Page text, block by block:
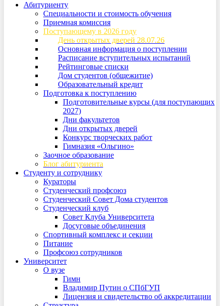
Абитуриенту
Специальности и стоимость обучения
Приемная комиссия
Поступающему в 2026 году
День открытых дверей 28.07.26
Основная информация о поступлении
Расписание вступительных испытаний
Рейтинговые списки
Дом студентов (общежитие)
Образовательный кредит
Подготовка к поступлению
Подготовительные курсы (для поступающих
2027)
Дни факультетов
Дни открытых дверей
Конкурс творческих работ
Гимназия «Ольгино»
Заочное образование
Блог абитуриента
Студенту и сотруднику
Кураторы
Студенческий профсоюз
Студенческий Совет Дома студентов
Студенческий клуб
Совет Клуба Университета
Досуговые объединения
Спортивный комплекс и секции
Питание
Профсоюз сотрудников
Университет
О вузе
Гимн
Владимир Путин о СПбГУП
Лицензия и свидетельство об аккредитации